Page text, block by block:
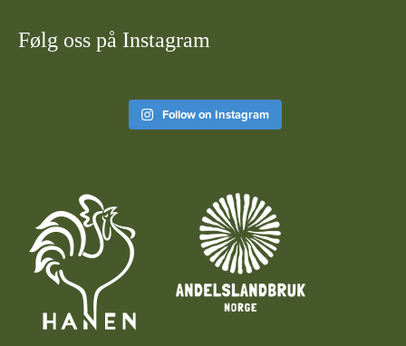
Følg oss på Instagram
Follow on Instagram